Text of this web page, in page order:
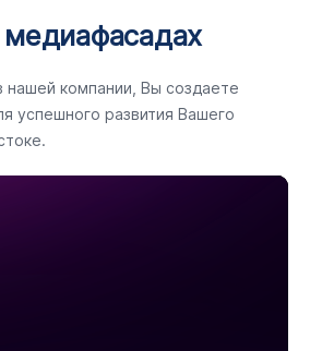
нашей компании, Вы создаете
успешного развития Вашего